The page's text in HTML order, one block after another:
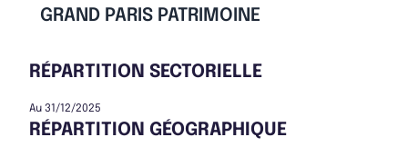
GRAND PARIS PATRIMOINE
RÉPARTITION SECTORIELLE
Au 31/12/2025
RÉPARTITION GÉOGRAPHIQUE